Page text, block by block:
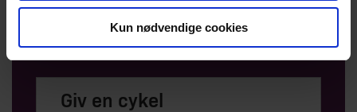
Kun nødvendige cookies
Giv en cykel